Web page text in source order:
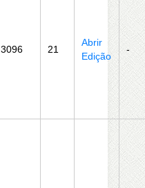
3096 21
Abrir
Edição
-